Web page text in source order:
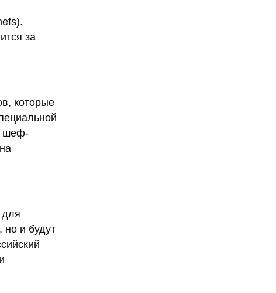
за
которые
шеф-
но и будут